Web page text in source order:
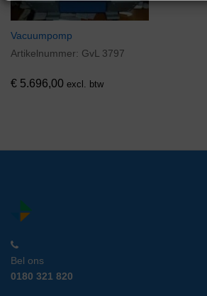
Vacuumpomp
Artikelnummer: GvL 3797
€ 5.696,00 excl. btw
Bel ons
0180 321 820